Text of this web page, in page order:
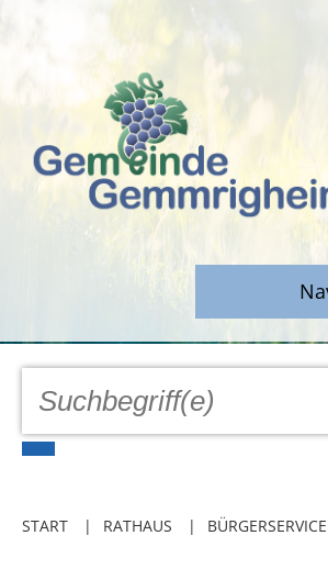
GEMEINDE
Freibadkarten
START RATHAUS BÜRGERSERVICE